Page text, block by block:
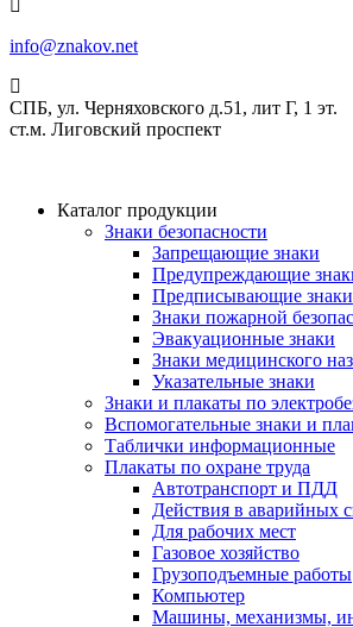
info@znakov.net
СПБ, ул. Черняховского д.51, лит Г, 1 эт.
cт.м. Лиговский проспект
Каталог продукции
Знаки безопасности
Запрещающие знаки
Предупреждающие
Предписывающие знаки
Знаки пожарной
Эвакуационные знаки
Знаки медицинского
Указательные знаки
Знаки и плакаты по
Вспомогательные знаки и
Таблички информационные
Плакаты по охране труда
Автотранспорт и ПДД
Действия в аварийных
Для рабочих мест
Газовое хозяйство
Грузоподъемные работы
Компьютер
Машины, механизмы,